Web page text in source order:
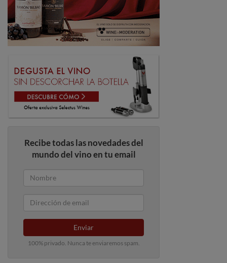
Recibe todas las novedades del
mundo del vino en tu email
Enviar
100% privado. Nunca te enviaremos spam.